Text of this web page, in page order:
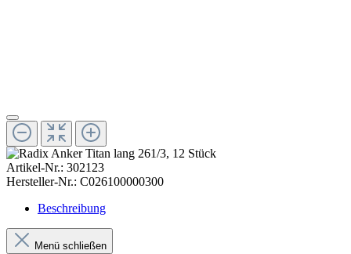
Artikel-Nr.: 302123
Hersteller-Nr.: C026100000300
Beschreibung
Menü schließen